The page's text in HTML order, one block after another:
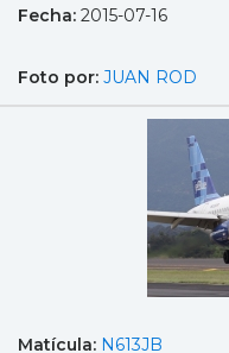
Fecha: 2015-07-16
Foto por: JUAN ROD
Matícula: N613JB